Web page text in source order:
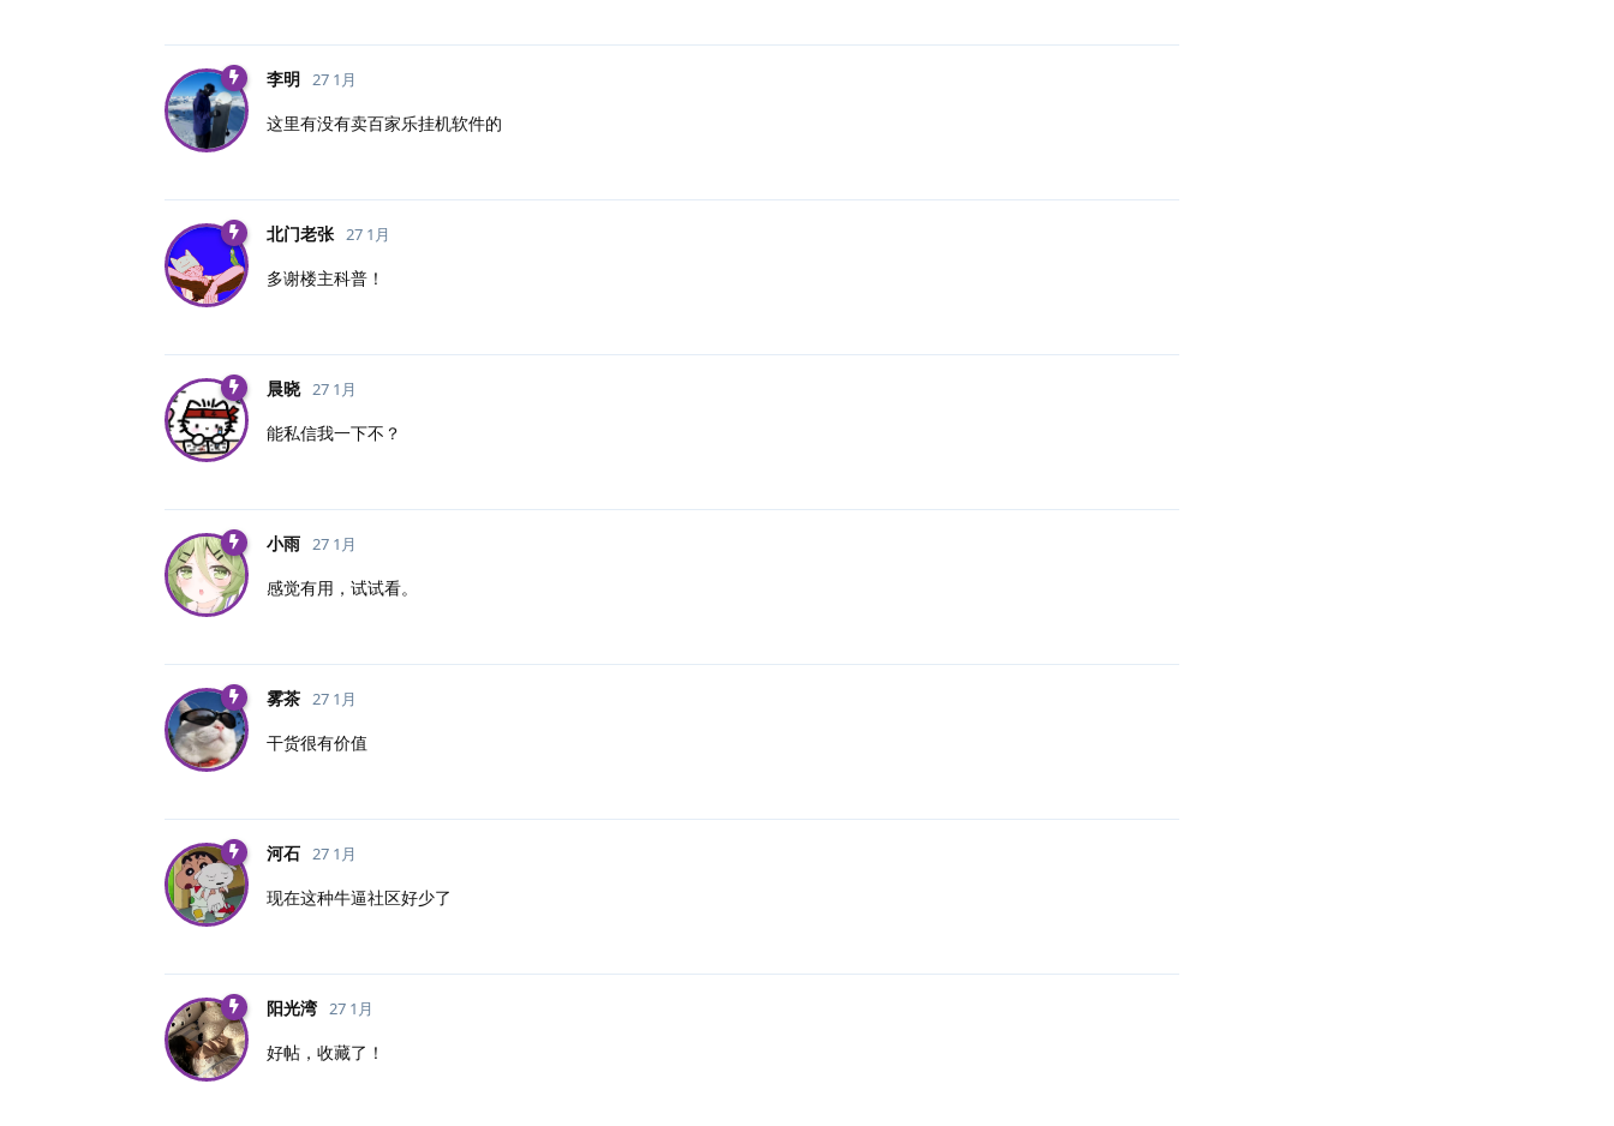
李明 27 1月
这里有没有卖百家乐挂机软件的
北门老张 27 1月
多谢楼主科普！
晨晓 27 1月
能私信我一下不？
小雨 27 1月
感觉有用，试试看。
雾茶 27 1月
干货很有价值
河石 27 1月
现在这种牛逼社区好少了
阳光湾 27 1月
好帖，收藏了！